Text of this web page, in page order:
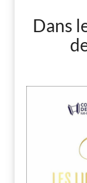
Dans